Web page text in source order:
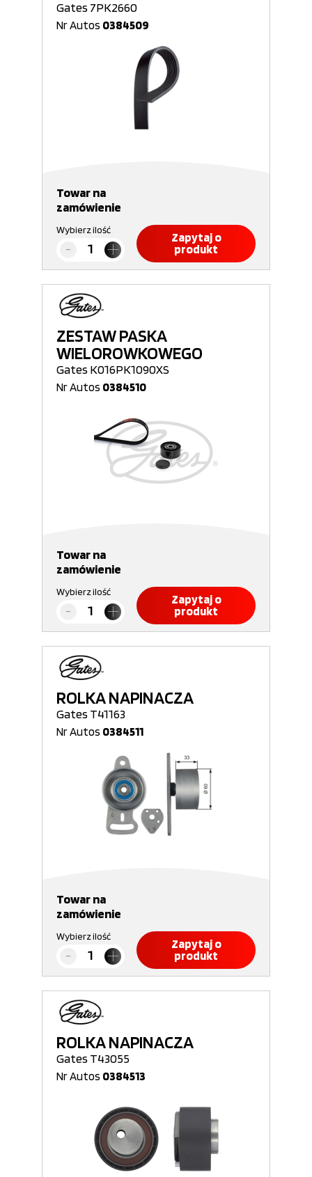
Gates 7PK2660
Nr Autos 0384509
Towar na
zamówienie
Wybierz ilość
Zapytaj o
produkt
ZESTAW PASKA
WIELOROWKOWEGO
Gates K016PK1090XS
Nr Autos 0384510
Towar na
zamówienie
Wybierz ilość
Zapytaj o
produkt
ROLKA NAPINACZA
Gates T41163
Nr Autos 0384511
Towar na
zamówienie
Wybierz ilość
Zapytaj o
produkt
ROLKA NAPINACZA
Gates T43055
Nr Autos 0384513